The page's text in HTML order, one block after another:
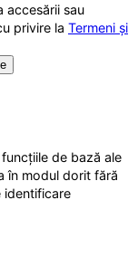
accesării sau
privire la Termeni și
de bază ale
în modul dorit fără
identificare